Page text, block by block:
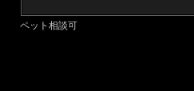
ペット相談可